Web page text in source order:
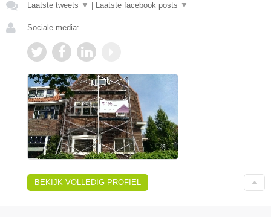
Laatste tweets ▼ Laatste facebook posts ▼
Sociale media:
BEKIJK VOLLEDIG PROFIEL